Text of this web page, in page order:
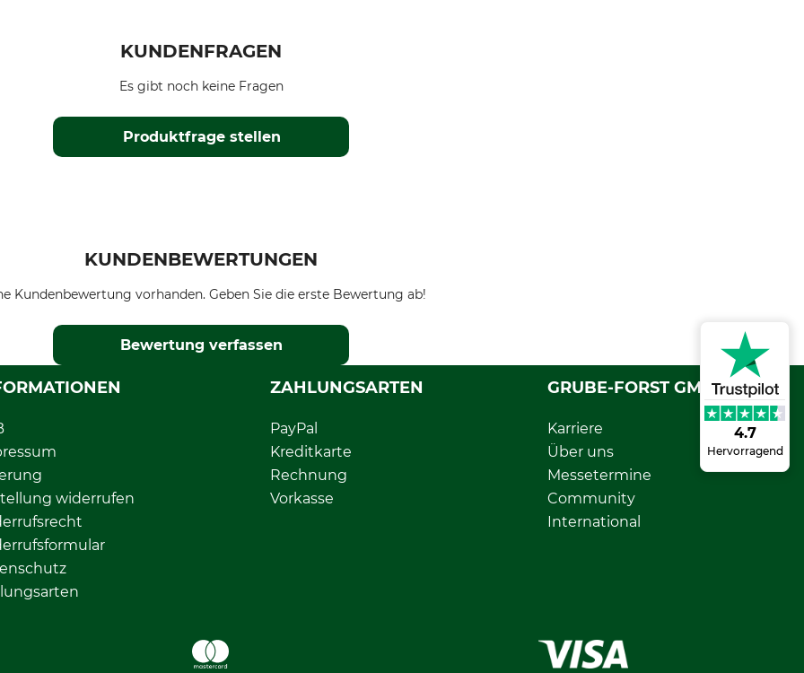
4.7
Hervorragend
KUNDENFRAGEN
Produktfrage stellen
Es gibt noch keine Fragen
KUNDENBEWERTUNGEN
Kundenbewertung vorhanden. Geben Sie die erste Bewertung ab!
Bewertung verfassen
widerrufen
ZAHLUNGSARTEN
PayPal
Kreditkarte
Rechnung
Vorkasse
GRUBE-FORST GMBH
Karriere
Über uns
Messetermine
Community
International